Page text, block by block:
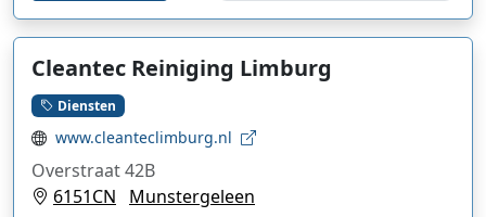
Cleantec Reiniging Limburg
Diensten
www.cleanteclimburg.nl
Overstraat 42B
6151CN
Munstergeleen